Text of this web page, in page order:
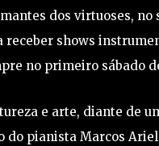
dos virtuoses, no
receber shows
no primeiro sábado
e arte, diante de
do pianista Marcos